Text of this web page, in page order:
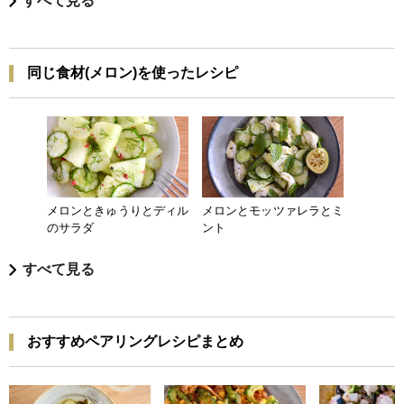
同じ食材(メロン)を使ったレシピ
メロンときゅうりとディル
のサラダ
メロンとモッツァレラとミ
ント
すべて見る
おすすめペアリングレシピまとめ